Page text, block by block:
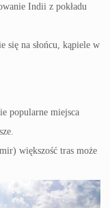
Indii z pokładu
się na słońcu, kąpiele w
popularne miejsca
większość tras może